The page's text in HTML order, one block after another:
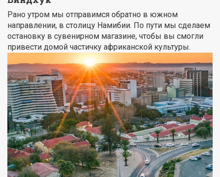
Рано утром мы отправимся обратно в южном
направлении, в столицу Намибии. По пути мы сделаем
остановку в сувенирном магазине, чтобы вы смогли
привести домой частичку африканской культуры.